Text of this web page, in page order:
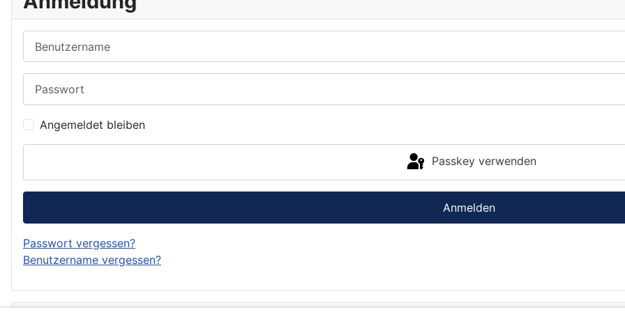
Angemeldet bleiben
Passkey verwenden
Anmelden
Passwort vergessen?
Benutzername vergessen?